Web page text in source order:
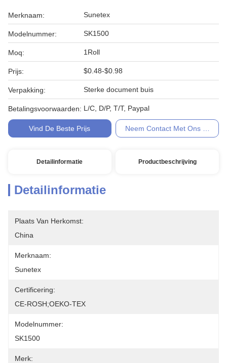
Merknaam: Sunetex
Modelnummer: SK1500
Moq: 1Roll
Prijs: $0.48-$0.98
Verpakking: Sterke document buis
Betalingsvoorwaarden: L/C, D/P, T/T, Paypal
Vind De Beste Prijs Neem Contact Met Ons Op
Detailinformatie Productbeschrijving
Detailinformatie
Plaats Van Herkomst:
China
Merknaam:
Sunetex
Certificering:
CE-ROSH;OEKO-TEX
Modelnummer:
SK1500
Merk: